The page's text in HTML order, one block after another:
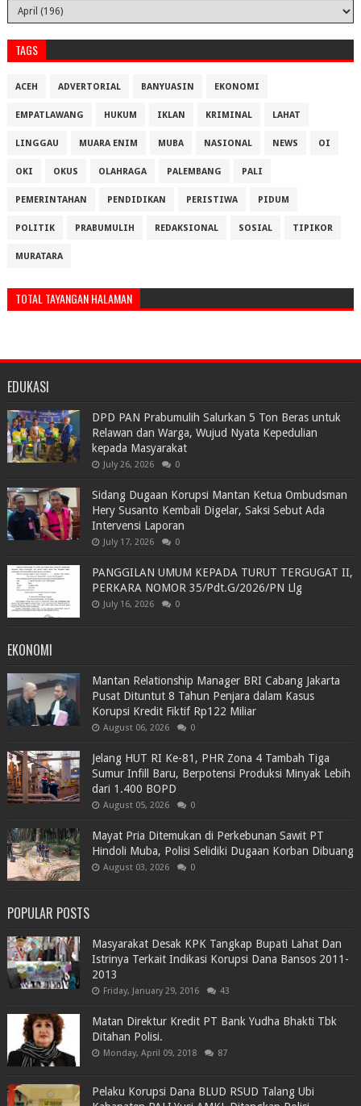
TAGS
ACEH ADVERTORIAL BANYUASIN EKONOMI
EMPATLAWANG HUKUM IKLAN KRIMINAL LAHAT
LINGGAU MUARA ENIM MUBA NASIONAL NEWS OI
OKI OKUS OLAHRAGA PALEMBANG PALI
PEMERINTAHAN PENDIDIKAN PERISTIWA PIDUM
POLITIK PRABUMULIH REDAKSIONAL SOSIAL TIPIKOR
MURATARA
TOTAL TAYANGAN HALAMAN
EDUKASI
DPD PAN Prabumulih Salurkan 5 Ton Beras untuk
Relawan dan Warga, Wujud Nyata Kepedulian
kepada Masyarakat
July 26, 2026 0
Sidang Dugaan Korupsi Mantan Ketua Ombudsman
Hery Susanto Kembali Digelar, Saksi Sebut Ada
Intervensi Laporan
July 17, 2026 0
PANGGILAN UMUM KEPADA TURUT TERGUGAT II,
PERKARA NOMOR 35/Pdt.G/2026/PN Llg
July 16, 2026 0
EKONOMI
Mantan Relationship Manager BRI Cabang Jakarta
Pusat Dituntut 8 Tahun Penjara dalam Kasus
Korupsi Kredit Fiktif Rp122 Miliar
August 06, 2026 0
Jelang HUT RI Ke-81, PHR Zona 4 Tambah Tiga
Sumur Infill Baru, Berpotensi Produksi Minyak Lebih
dari 1.400 BOPD
August 05, 2026 0
Mayat Pria Ditemukan di Perkebunan Sawit PT
Hindoli Muba, Polisi Selidiki Dugaan Korban Dibuang
August 03, 2026 0
POPULAR POSTS
Masyarakat Desak KPK Tangkap Bupati Lahat Dan
Istrinya Terkait Indikasi Korupsi Dana Bansos 2011-
2013
Friday, January 29, 2016 43
Matan Direktur Kredit PT Bank Yudha Bhakti Tbk
Ditahan Polisi.
Monday, April 09, 2018 87
Pelaku Korupsi Dana BLUD RSUD Talang Ubi